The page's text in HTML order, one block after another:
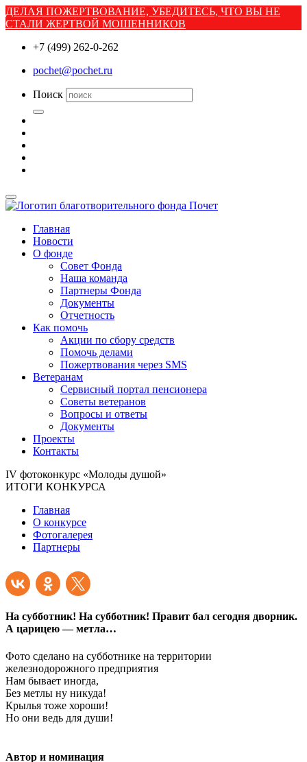
ДЕЛАЯ ПОЖЕРТВОВАНИЕ, УБЕДИТЕСЬ, ЧТО ВЫ НЕ
СТАЛИ ЖЕРТВОЙ МОШЕННИКОВ
+7 (499) 262-0-262
pochet@pochet.ru
Поиск
Главная
Новости
О фонде
Совет Фонда
Наша команда
Партнеры Фонда
Документы
Отчетность
Как помочь
Акции по сбору средств
Помочь делами
Пожертвования через SMS
Ветеранам
Сервисный портал пенсионера
Советы ветеранов
Вопросы и ответы
Документы
Проекты
Контакты
IV фотоконкурс «Молоды душой»
ИТОГИ КОНКУРСА
Главная
О конкурсе
Фотогалерея
Партнеры
На субботник! На субботник! Правит бал сегодня дворник.
А царицею — метла…
Фото сделано на субботнике на территории
железнодорожного предприятия
Нам бывает иногда,
Без метлы ну никуда!
Крылья тоже хороши!
Но они ведь для души!
Автор и номинация